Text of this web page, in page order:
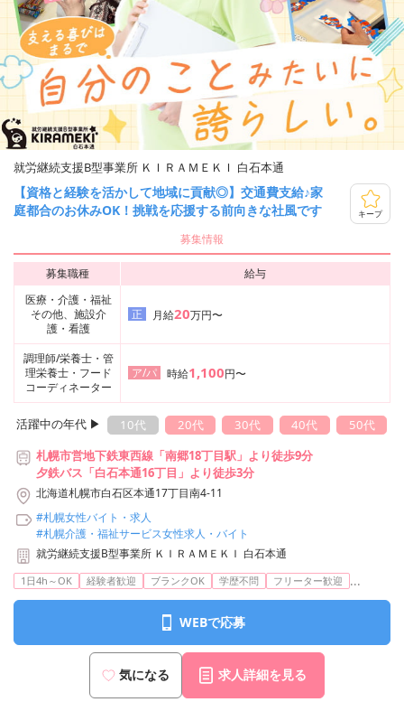
就労継続支援B型事業所 ＫＩＲＡＭＥＫＩ 白石本通
【資格と経験を活かして地域に貢献◎】交通費支給♪家
庭都合のお休みOK！挑戦を応援する前向きな社風です
キープ
募集情報
募集職種
給与
医療・介護・福祉
その他、施設介
護・看護
正 月給20万円〜
調理師/栄養士・管
理栄養士・フード
コーディネーター
ア/パ 時給1,100円〜
活躍中の年代 ▶︎ 10代 20代 30代 40代
50代
札幌市営地下鉄東西線「南郷18丁目駅」より徒歩9分
夕鉄バス「白石本通16丁目」より徒歩3分
北海道札幌市白石区本通17丁目南4-11
#札幌女性バイト・求人
#札幌介護・福祉サービス女性求人・バイト
就労継続支援B型事業所 ＫＩＲＡＭＥＫＩ 白石本通
1日4h～OK 経験者歓迎 ブランクOK 学歴不問 フリーター歓迎 ...
WEBで応募
気になる 求人詳細を見る